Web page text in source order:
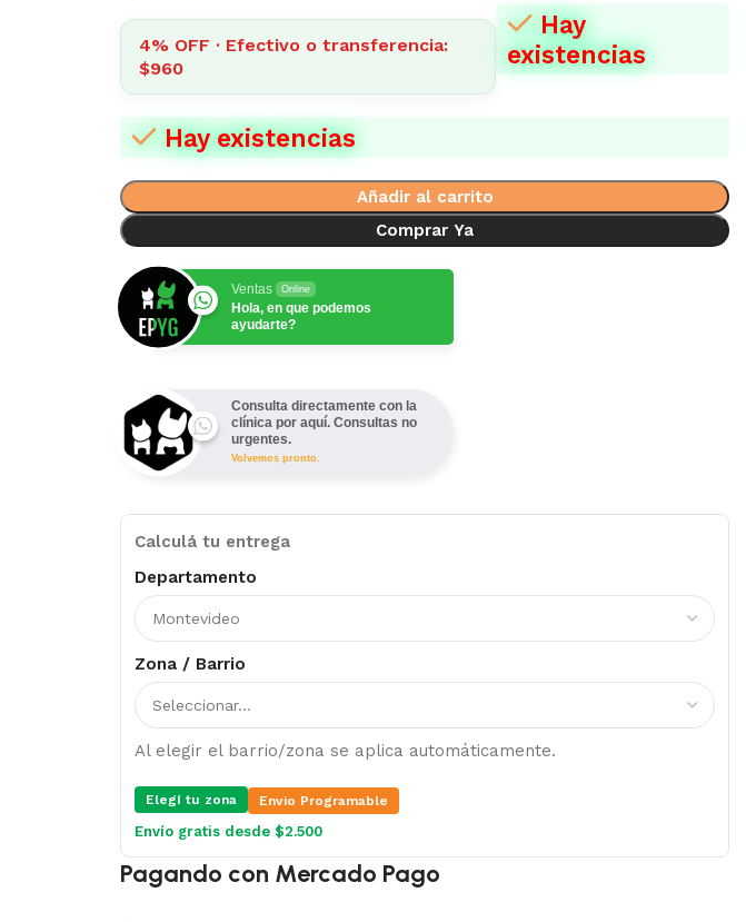
4% OFF · Efectivo o transferencia:
$960
Hay
existencias
Hay existencias
Añadir al carrito
Comprar Ya
Ventas Online
Hola, en que podemos
ayudarte?
Consulta directamente con la
clínica por aquí. Consultas no
urgentes.
Volvemos pronto.
Calculá tu entrega
Departamento
Zona / Barrio
Al elegir el barrio/zona se aplica automáticamente.
Elegí tu zona Envio Programable
Envío gratis desde $2.500
Pagando con Mercado Pago